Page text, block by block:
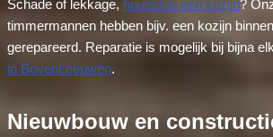
Schade of lekkage, houtrot in een kozijn?
timmermannen hebben bijv. een kozijn
gerepareerd. Reparatie is mogelijk bij bijna
in BovenLeeuwen.
Nieuwbouw en